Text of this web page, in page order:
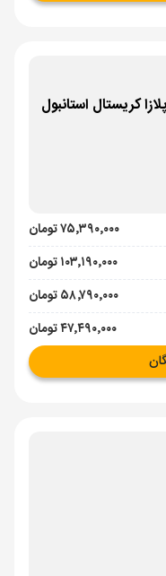
کریستال استانبول
۷۵٬۳۹۰٬۰۰۰ تومان
۱۰۳٬۱۹۰٬۰۰۰ تومان
۵۸٬۷۹۰٬۰۰۰ تومان
۴۷٬۴۹۰٬۰۰۰ تومان